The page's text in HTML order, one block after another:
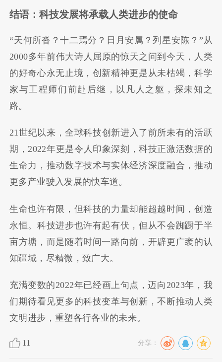
结语：科技发展将承载人类进步的使命
“天何所沓？十二焉分？日月安属？列星安陈？”从
2000多年前伟大诗人屈原的惊天之问到今天，人类
的好奇心永无止境，创新精神更是从未枯竭，科学
家与工程师们前赴后继，以凡人之躯，探未知之
路。
21世纪以来，全球科技创新进入了前所未有的活跃
期，2022年更是令人印象深刻，科技正激活数据的
生命力，推动数字技术与实体经济深度融合，推动
更多产业驶入发展的快车道。
生命也许有限，但科技的力量却能超越时间，创造
永恒。科技进步也许有起有伏，但从不会踟蹰于半
亩方塘，而是随着时间一路向前，开辟更广袤的认
知疆域，尽精微，致广大。
充满变数的2022年已经画上句点，迈向2023年，我
们期待看见更多的科技变革与创新，不断推动人类
文明进步，重塑各行各业的未来。
11 分享：